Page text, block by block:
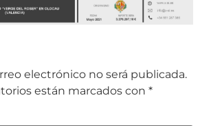
electrónico no será publicada.
están marcados con *